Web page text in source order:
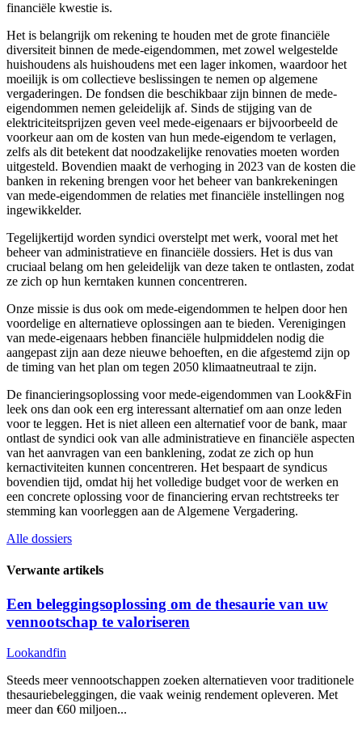
financiële kwestie is.
Het is belangrijk om rekening te houden met de grote financiële
diversiteit binnen de mede-eigendommen, met zowel welgestelde
huishoudens als huishoudens met een lager inkomen, waardoor het
moeilijk is om collectieve beslissingen te nemen op algemene
vergaderingen. De fondsen die beschikbaar zijn binnen de mede-
eigendommen nemen geleidelijk af. Sinds de stijging van de
elektriciteitsprijzen geven veel mede-eigenaars er bijvoorbeeld de
voorkeur aan om de kosten van hun mede-eigendom te verlagen,
zelfs als dit betekent dat noodzakelijke renovaties moeten worden
uitgesteld. Bovendien maakt de verhoging in 2023 van de kosten die
banken in rekening brengen voor het beheer van bankrekeningen
van mede-eigendommen de relaties met financiële instellingen nog
ingewikkelder.
Tegelijkertijd worden syndici overstelpt met werk, vooral met het
beheer van administratieve en financiële dossiers. Het is dus van
cruciaal belang om hen geleidelijk van deze taken te ontlasten, zodat
ze zich op hun kerntaken kunnen concentreren.
Onze missie is dus ook om mede-eigendommen te helpen door hen
voordelige en alternatieve oplossingen aan te bieden. Verenigingen
van mede-eigenaars hebben financiële hulpmiddelen nodig die
aangepast zijn aan deze nieuwe behoeften, en die afgestemd zijn op
de timing van het plan om tegen 2050 klimaatneutraal te zijn.
De financieringsoplossing voor mede-eigendommen van Look&Fin
leek ons dan ook een erg interessant alternatief om aan onze leden
voor te leggen. Het is niet alleen een alternatief voor de bank, maar
ontlast de syndici ook van alle administratieve en financiële aspecten
van het aanvragen van een banklening, zodat ze zich op hun
kernactiviteiten kunnen concentreren. Het bespaart de syndicus
bovendien tijd, omdat hij het volledige budget voor de werken en
een concrete oplossing voor de financiering ervan rechtstreeks ter
stemming kan voorleggen aan de Algemene Vergadering.
Alle dossiers
Verwante artikels
Een beleggingsoplossing om de thesaurie van uw
vennootschap te valoriseren
Lookandfin
Steeds meer vennootschappen zoeken alternatieven voor traditionele
thesauriebeleggingen, die vaak weinig rendement opleveren. Met
meer dan €60 miljoen...